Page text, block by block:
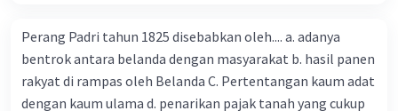
Perang Padri tahun 1825 disebabkan oleh.... a. adanya
bentrok antara belanda dengan masyarakat b. hasil panen
rakyat di rampas oleh Belanda C. Pertentangan kaum adat
dengan kaum ulama d. penarikan pajak tanah yang cukup